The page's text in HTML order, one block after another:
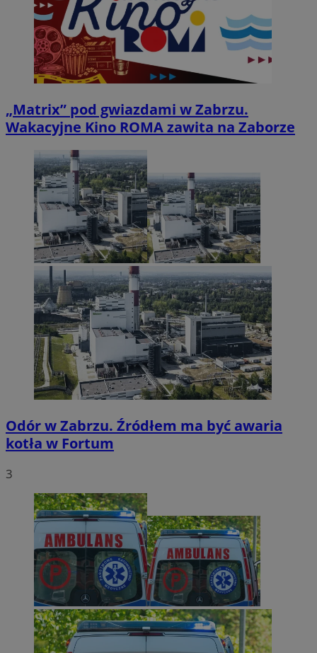
„Matrix” pod gwiazdami w Zabrzu.
Wakacyjne Kino ROMA zawita na Zaborze
Odór w Zabrzu. Źródłem ma być awaria
kotła w Fortum
3